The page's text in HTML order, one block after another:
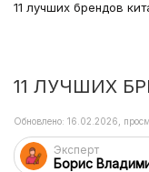
11 лучших брендов
11 ЛУЧШИХ
Эксперт
Борис
Обновлено: 16.02.2026,